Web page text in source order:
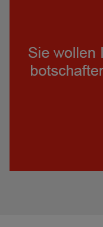
„Als
Brücken zwischen